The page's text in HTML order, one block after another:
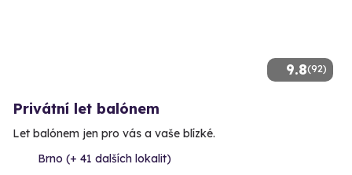
9.8(92)
Privátní let balónem
Let balónem jen pro vás a vaše blízké.
Brno (+ 41 dalších lokalit)